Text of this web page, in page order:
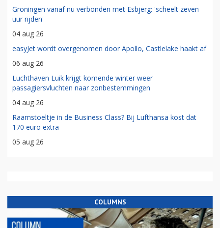
Groningen vanaf nu verbonden met Esbjerg: 'scheelt zeven
uur rijden'
04 aug 26
easyJet wordt overgenomen door Apollo, Castlelake haakt af
06 aug 26
Luchthaven Luik krijgt komende winter weer
passagiersvluchten naar zonbestemmingen
04 aug 26
Raamstoeltje in de Business Class? Bij Lufthansa kost dat
170 euro extra
05 aug 26
COLUMNS